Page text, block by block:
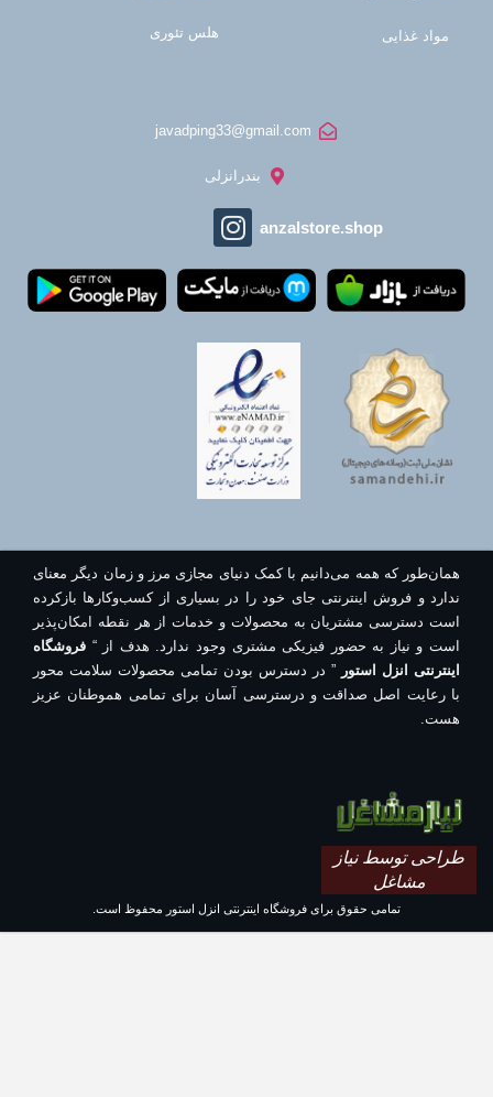
مواد غذایی هلس تئوری
javadping33@gmail.com
بندرانزلی
anzalstore.shop
همان‌طور که همه می‌دانیم با کمک دنیای مجازی مرز و زمان دیگر معنای
ندارد و فروش اینترنتی جای خود را در بسیاری از کسب‌وکارها بازکرده
است دسترسی مشتریان به محصولات و خدمات از هر نقطه امکان‌پذیر
است و نیاز به حضور فیزیکی مشتری وجود ندارد. هدف از “ فروشگاه
اینترنتی انزل استور” در دسترس بودن تمامی محصولات سلامت محور
با رعایت اصل صداقت و درسترسی آسان برای تمامی هموطنان عزیز
هست.
طراحی توسط نیاز
مشاغل
تمامی حقوق برای فروشگاه اینترنتی انزل استور محفوظ است.